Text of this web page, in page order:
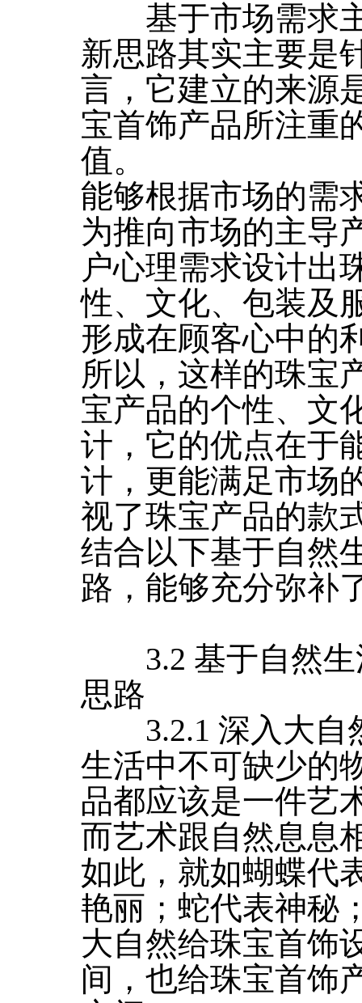
基于市场需求主
新思路其实主要是
言，它建立的来源
宝首饰产品所注重
值。
能够根据市场的需
为推向市场的主导
户心理需求设计出
性、文化、包装及
形成在顾客心中的
所以，这样的珠宝
宝产品的个性、文
计，它的优点在于
计，更能满足市场
视了珠宝产品的款
结合以下基于自然
路，能够充分弥补
3.2 基于自然生
思路
3.2.1 深入大自
生活中不可缺少的
品都应该是一件艺
而艺术跟自然息息
如此，就如蝴蝶代
艳丽；蛇代表神秘
大自然给珠宝首饰
间，也给珠宝首饰